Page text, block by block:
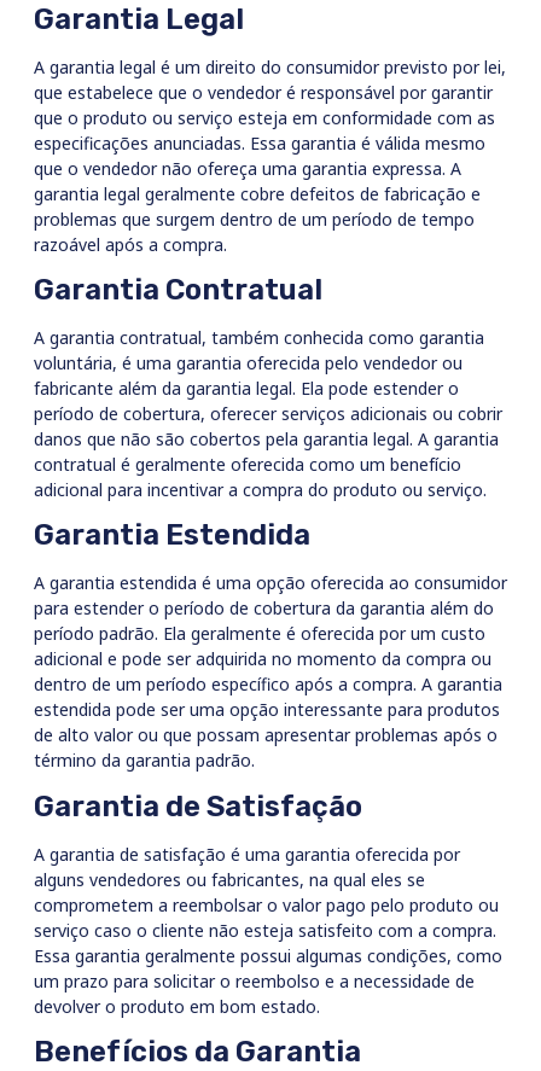
Garantia Legal
A garantia legal é um direito do consumidor previsto por lei,
que estabelece que o vendedor é responsável por garantir
que o produto ou serviço esteja em conformidade com as
especificações anunciadas. Essa garantia é válida mesmo
que o vendedor não ofereça uma garantia expressa. A
garantia legal geralmente cobre defeitos de fabricação e
problemas que surgem dentro de um período de tempo
razoável após a compra.
Garantia Contratual
A garantia contratual, também conhecida como garantia
voluntária, é uma garantia oferecida pelo vendedor ou
fabricante além da garantia legal. Ela pode estender o
período de cobertura, oferecer serviços adicionais ou cobrir
danos que não são cobertos pela garantia legal. A garantia
contratual é geralmente oferecida como um benefício
adicional para incentivar a compra do produto ou serviço.
Garantia Estendida
A garantia estendida é uma opção oferecida ao consumidor
para estender o período de cobertura da garantia além do
período padrão. Ela geralmente é oferecida por um custo
adicional e pode ser adquirida no momento da compra ou
dentro de um período específico após a compra. A garantia
estendida pode ser uma opção interessante para produtos
de alto valor ou que possam apresentar problemas após o
término da garantia padrão.
Garantia de Satisfação
A garantia de satisfação é uma garantia oferecida por
alguns vendedores ou fabricantes, na qual eles se
comprometem a reembolsar o valor pago pelo produto ou
serviço caso o cliente não esteja satisfeito com a compra.
Essa garantia geralmente possui algumas condições, como
um prazo para solicitar o reembolso e a necessidade de
devolver o produto em bom estado.
Benefícios da Garantia